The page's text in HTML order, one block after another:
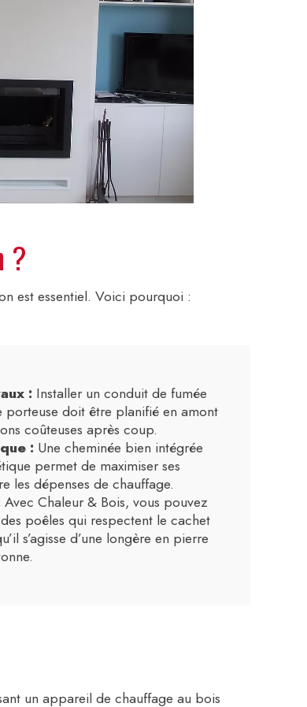
?
est essentiel. Voici pourquoi :
: Installer un conduit de fumée
porteuse doit être planifié en amont
coûteuses après coup.
: Une cheminée bien intégrée
permet de maximiser ses
les dépenses de chauffage.
Avec Chaleur & Bois, vous pouvez
poêles qui respectent le cachet
s’agisse d’une longère en pierre
un appareil de chauffage au bois